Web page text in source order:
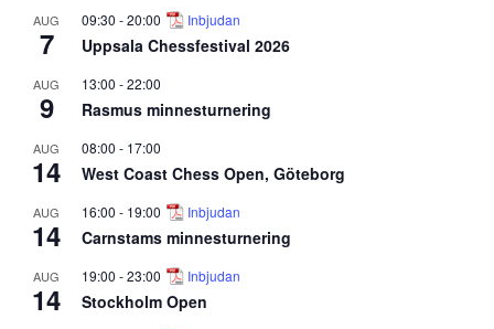
AUG
7
09:30 -20:00 Inbjudan
Uppsala Chessfestival 2026
AUG
9
13:00 -22:00
Rasmus minnesturnering
AUG
14
08:00 - 17:00
West Coast Chess Open, Göteborg
AUG
14
16:00 - 19:00 Inbjudan
Carnstams minnesturnering
AUG
14
19:00 -23:00 Inbjudan
Stockholm Open